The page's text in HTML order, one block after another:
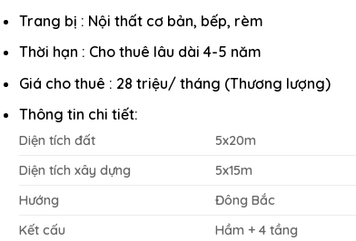
Trang bị : Nội thất cơ bản, bếp, rèm
Thời hạn : Cho thuê lâu dài 4-5 năm
Giá cho thuê : 28 triệu/ tháng (Thương lượng)
Thông tin chi tiết:
Diện tích đất
5x20m
Diện tích xây dựng
5x15m
Hướng
Đông Bắc
Kết cấu
Hầm + 4 tầng